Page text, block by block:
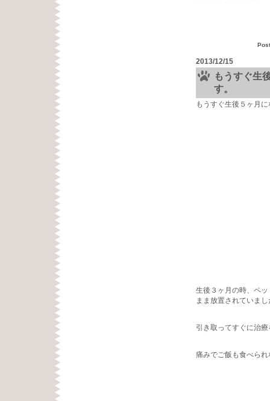
2013/12/15
もうすぐ生
す。
もうすぐ生後５ヶ月
生後３ヶ月の時、ペ
まま放置されていまし
引き取ってすぐに治
痛みでご飯も食べら